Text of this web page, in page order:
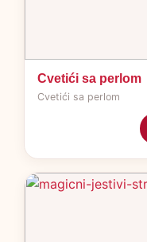
Cvetići sa perlom
Cvetići sa perlom